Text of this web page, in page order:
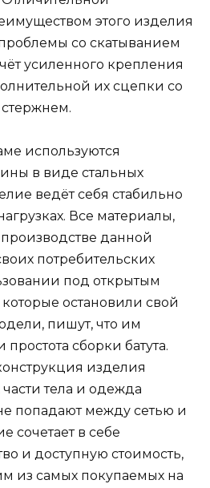
этого изделия
со скатыванием
усиленного крепления
их сцепки со
используются
в виде стальных
ведёт себя стабильно
Все материалы,
данной
потребительских
под открытым
остановили свой
пишут, что им
простота сборки батута.
изделия
тела и одежда
попадают между сетью и
сочетает в себе
и доступную стоимость,
из самых покупаемых на